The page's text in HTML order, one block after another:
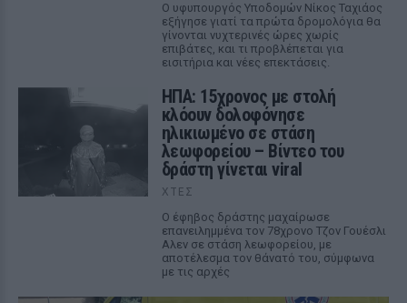
Ο υφυπουργός Υποδομών Νίκος Ταχιάος
εξήγησε γιατί τα πρώτα δρομολόγια θα
γίνονται νυχτερινές ώρες χωρίς
επιβάτες, και τι προβλέπεται για
εισιτήρια και νέες επεκτάσεις.
ΗΠΑ: 15χρονος με στολή
κλόουν δολοφόνησε
ηλικιωμένο σε στάση
λεωφορείου – Βίντεο του
δράστη γίνεται viral
ΧΤΕΣ
Ο έφηβος δράστης μαχαίρωσε
επανειλημμένα τον 78χρονο Τζον Γουέσλι
Αλεν σε στάση λεωφορείου, με
αποτέλεσμα τον θάνατό του, σύμφωνα
με τις αρχές